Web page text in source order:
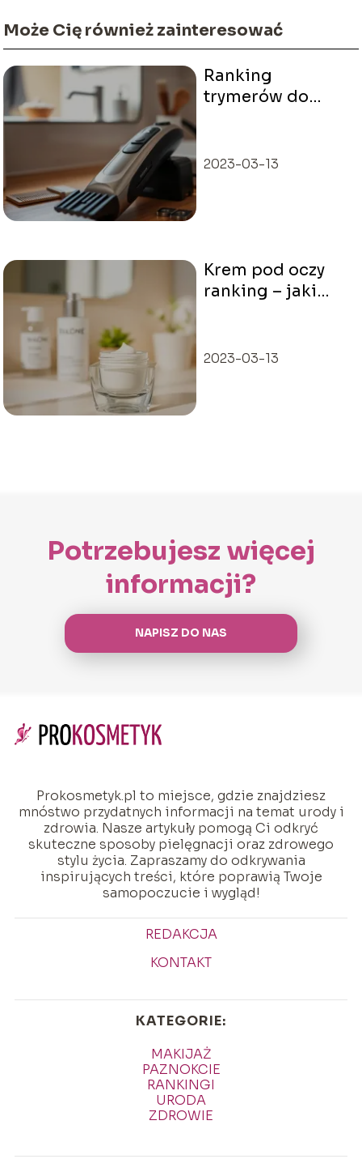
Może Cię również zainteresować
Ranking
trymerów do
2023-03-13
Krem pod oczy
ranking – jaki
cery?
2023-03-13
Potrzebujesz więcej
informacji?
NAPISZ DO NAS
Prokosmetyk.pl to miejsce, gdzie znajdziesz
mnóstwo przydatnych informacji na temat urody i
zdrowia. Nasze artykuły pomogą Ci odkryć
skuteczne sposoby pielęgnacji oraz zdrowego
stylu życia. Zapraszamy do odkrywania
inspirujących treści, które poprawią Twoje
samopoczucie i wygląd!
REDAKCJA
KONTAKT
KATEGORIE:
MAKIJAŻ
PAZNOKCIE
RANKINGI
URODA
ZDROWIE